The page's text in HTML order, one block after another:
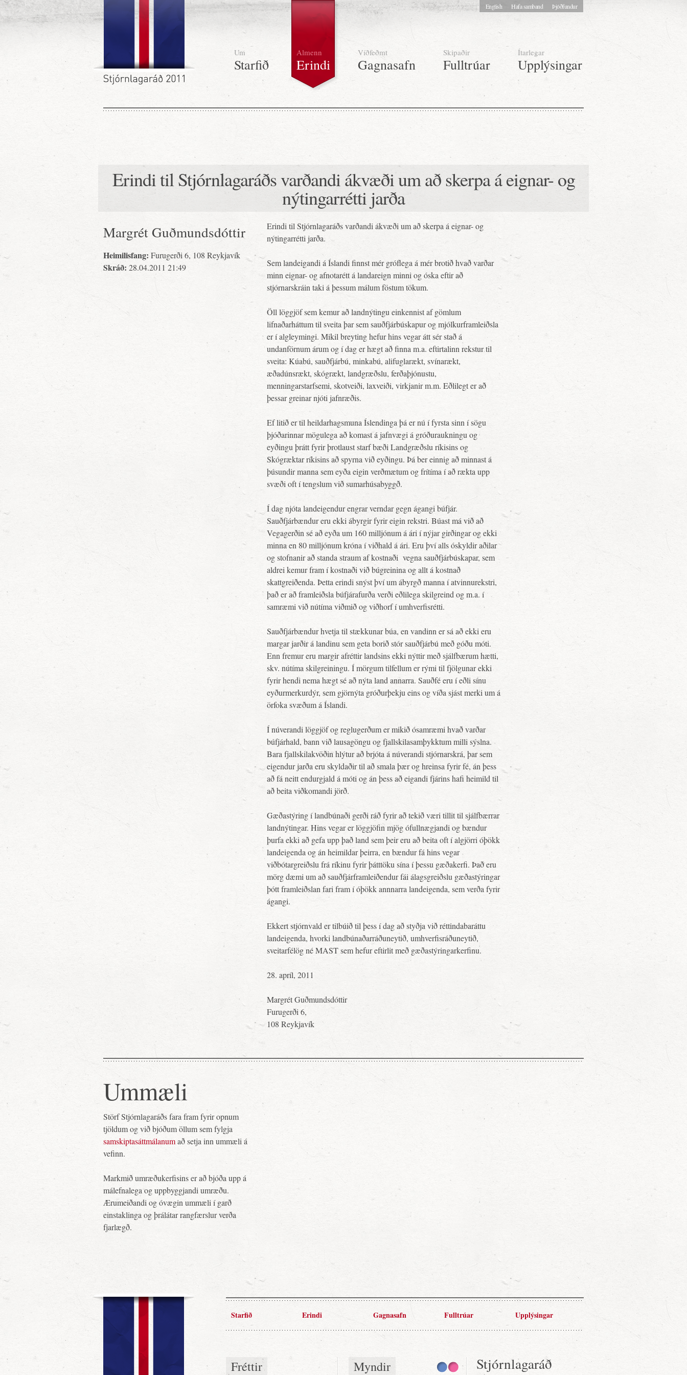
Um
Starfið
Almenn
Erindi
Víðfeðmt
Gagnasafn
Skipaðir
Fulltrúar
Ítarlegar
Upplýsingar
English Hafa samband Þjóðfundur
Erindi til Stjórnlagaráðs varðandi ákvæði um að skerpa á eignar- og
nýtingarrétti jarða
Margrét Guðmundsdóttir
Heimilisfang: Furugerði 6, 108 Reykjavík
Skráð: 28.04.2011 21:49
Erindi til Stjórnlagaráðs varðandi ákvæði um að skerpa á eignar- og
nýtingarrétti jarða.
Sem landeigandi á Íslandi finnst mér gróflega á mér brotið hvað varðar
minn eignar- og afnotarétt á landareign minni og óska eftir að
stjórnarskráin taki á þessum málum föstum tökum.
Öll löggjöf sem kemur að landnýtingu einkennist af gömlum
lifnaðarháttum til sveita þar sem sauðfjárbúskapur og mjólkurframleiðsla
er í algleymingi. Mikil breyting hefur hins vegar átt sér stað á
undanförnum árum og í dag er hægt að finna m.a. eftirtalinn rekstur til
sveita: Kúabú, sauðfjárbú, minkabú, alifuglarækt, svínarækt,
æðadúnsrækt, skógrækt, landgræðslu, ferðaþjónustu,
menningarstarfsemi, skotveiði, laxveiði, virkjanir m.m. Eðlilegt er að
þessar greinar njóti jafnræðis.
Ef litið er til heildarhagsmuna Íslendinga þá er nú í fyrsta sinn í sögu
þjóðarinnar mögulega að komast á jafnvægi á gróðuraukningu og
eyðingu þrátt fyrir þrotlaust starf bæði Landgræðslu ríkisins og
Skógræktar ríkisins að spyrna við eyðingu. Þá ber einnig að minnast á
þúsundir manna sem eyða eigin verðmætum og frítíma í að rækta upp
svæði oft í tengslum við sumarhúsabyggð.
Í dag njóta landeigendur engrar verndar gegn ágangi búfjár.
Sauðfjárbændur eru ekki ábyrgir fyrir eigin rekstri. Búast má við að
Vegagerðin sé að eyða um 160 milljónum á ári í nýjar girðingar og ekki
minna en 80 milljónum króna í viðhald á ári. Eru því alls óskyldir aðilar
og stofnanir að standa straum af kostnaði vegna sauðfjárbúskapar, sem
aldrei kemur fram í kostnaði við búgreinina og allt á kostnað
skattgreiðenda. Þetta erindi snýst því um ábyrgð manna í atvinnurekstri,
það er að framleiðsla búfjárafurða verði eðlilega skilgreind og m.a. í
samræmi við nútíma viðmið og viðhorf í umhverfisrétti.
Sauðfjárbændur hvetja til stækkunar búa, en vandinn er sá að ekki eru
margar jarðir á landinu sem geta borið stór sauðfjárbú með góðu móti.
Enn fremur eru margir afréttir landsins ekki nýttir með sjálfbærum hætti,
skv. nútíma skilgreiningu. Í mörgum tilfellum er rými til fjölgunar ekki
fyrir hendi nema hægt sé að nýta land annarra. Sauðfé eru í eðli sínu
eyðurmerkurdýr, sem gjörnýta gróðurþekju eins og víða sjást merki um á
örfoka svæðum á Íslandi.
Í núverandi löggjöf og reglugerðum er mikið ósamræmi hvað varðar
búfjárhald, bann við lausagöngu og fjallskilasamþykktum milli sýslna.
Bara fjallskilakvöðin hlýtur að brjóta á núverandi stjórnarskrá, þar sem
eigendur jarða eru skyldaðir til að smala þær og hreinsa fyrir fé, án þess
að fá neitt endurgjald á móti og án þess að eigandi fjárins hafi heimild til
að beita viðkomandi jörð.
Gæðastýring í landbúnaði gerði ráð fyrir að tekið væri tillit til sjálfbærrar
landnýtingar. Hins vegar er löggjöfin mjög ófullnægjandi og bændur
þurfa ekki að gefa upp það land sem þeir eru að beita oft í algjörri óþökk
landeigenda og án heimildar þeirra, en bændur fá hins vegar
viðbótargreiðslu frá ríkinu fyrir þátttöku sína í þessu gæðakerfi. Það eru
mörg dæmi um að sauðfjárframleiðendur fái álagsgreiðslu gæðastýringar
þótt framleiðslan fari fram í óþökk annnarra landeigenda, sem verða fyrir
ágangi.
Ekkert stjórnvald er tilbúið til þess í dag að styðja við réttindabaráttu
landeigenda, hvorki landbúnaðarráðuneytið, umhverfisráðuneytið,
sveitarfélög né MAST sem hefur eftirlit með gæðastýringarkerfinu.
28. apríl, 2011
Margrét Guðmundsdóttir
Furugerði 6,
108 Reykjavík
Ummæli
Störf Stjórnlagaráðs fara fram fyrir opnum
tjöldum og við bjóðum öllum sem fylgja
samskiptasáttmálanumað setja inn ummæli á
vefinn.
Markmið umræðukerfisins er að bjóða upp á
málefnalega og uppbyggjandi umræðu.
Ærumeiðandi og óvægin ummæli í garð
einstaklinga og þrálátar rangfærslur verða
fjarlægð.
Starfið Erindi Gagnasafn Fulltrúar Upplýsingar
Fréttir Myndir Stjórnlagaráð